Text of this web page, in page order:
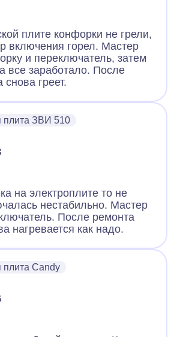
плите конфорки не грели,
включения горел. Мастер
и переключатель, затем
все заработало. После
греет.
плита ЗВИ 510
на электроплите то не
нестабильно. Мастер
После ремонта
нагревается как надо.
плита Candy